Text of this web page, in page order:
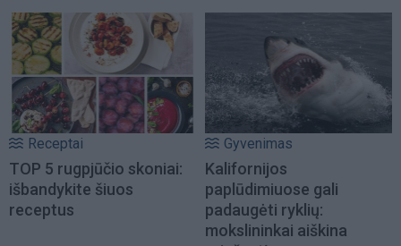
Receptai
TOP 5 rugpjūčio skoniai:
išbandykite šiuos
receptus
Gyvenimas
Kalifornijos
paplūdimiuose gali
padaugėti ryklių:
mokslininkai aiškina